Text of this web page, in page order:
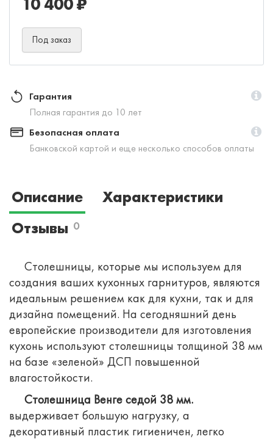
Под заказ
Гарантия
Полная гарантия до 10 лет
Безопасная оплата
Банковской картой и еще несколько способов оплаты
Описание
Характеристики
Отзывы 0
Столешницы, которые мы используем для
создания ваших кухонных гарнитуров, являются
идеальным решением как для кухни, так и для
дизайна помещений. На сегодняшний день
европейские производители для изготовления
кухонь используют столешницы толщиной 38 мм
на базе «зеленой» ДСП повышенной
влагостойкости.
Столешница Венге седой 38 мм.
выдерживает большую нагрузку, а
декоративный пластик гигиеничен, легко